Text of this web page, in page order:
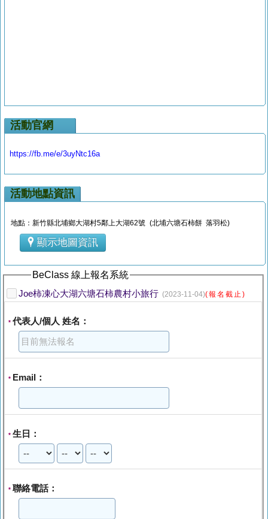
活動官網
https://fb.me/e/3uyNtc16a
活動地點資訊
地點：新竹縣北埔鄉大湖村5鄰上大湖62號 (北埔六塘石柿餅 落羽松)
顯示地圖資訊
BeClass 線上報名系統
Joe柿凍心大湖六塘石柿農村小旅行 (2023-11-04)(報名截止)
* 代表人/個人 姓名：
* Email：
* 生日：
* 聯絡電話：